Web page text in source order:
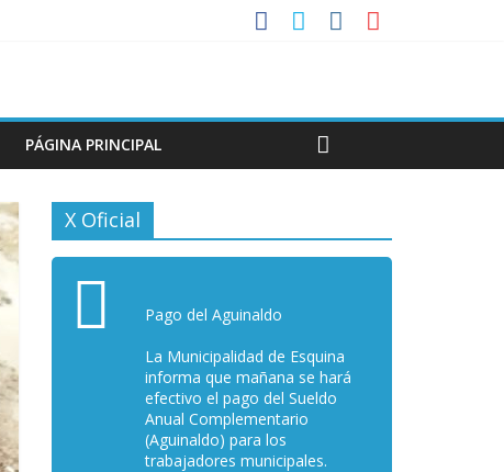
PÁGINA PRINCIPAL
X Oficial
Pago del Aguinaldo
La Municipalidad de Esquina
informa que mañana se hará
efectivo el pago del Sueldo
Anual Complementario
(Aguinaldo) para los
trabajadores municipales.